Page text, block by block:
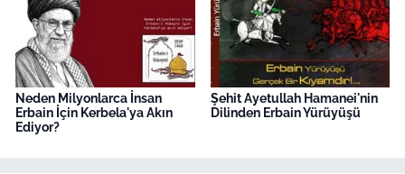
Neden Milyonlarca İnsan
Erbain İçin Kerbela'ya Akın
Ediyor?
Şehit Ayetullah Hamanei'nin
Dilinden Erbain Yürüyüşü